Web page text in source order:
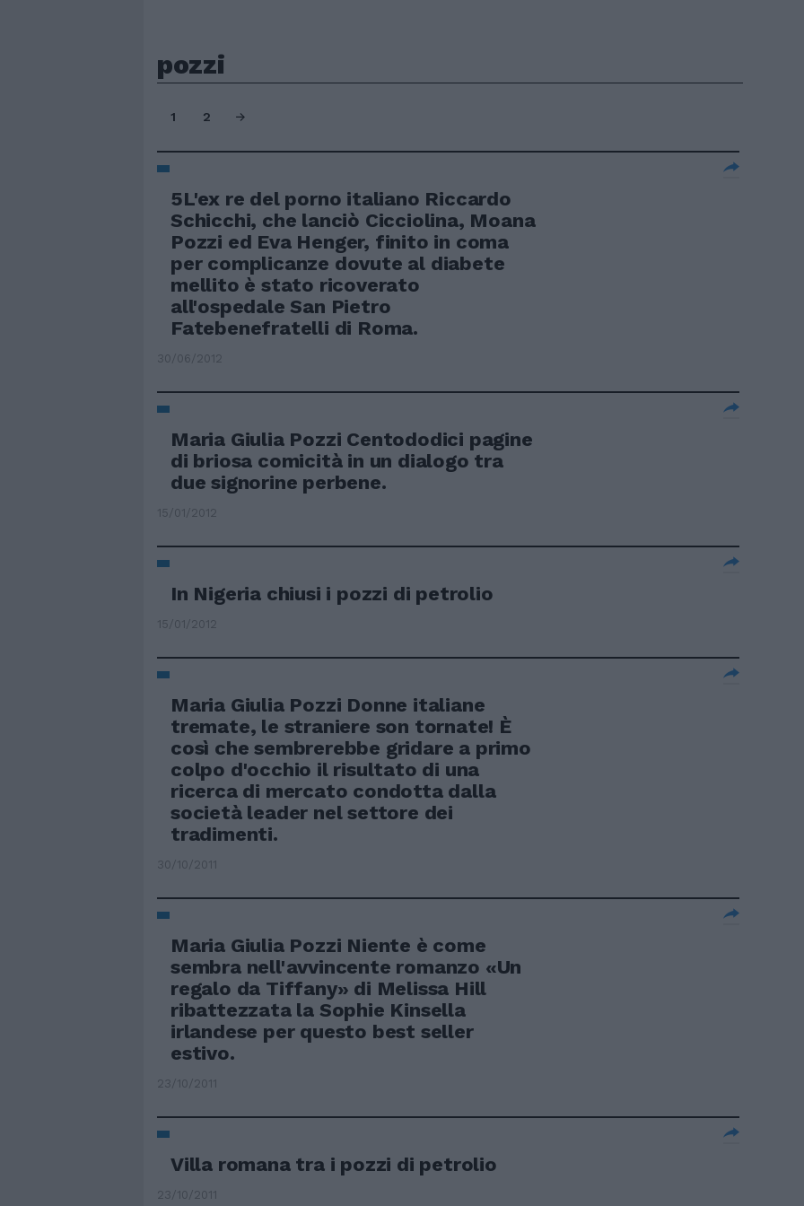
pozzi
1 2
5L'ex re del porno italiano Riccardo
Schicchi, che lanciò Cicciolina, Moana
Pozzi ed Eva Henger, finito in coma
per complicanze dovute al diabete
mellito è stato ricoverato
all'ospedale San Pietro
Fatebenefratelli di Roma.
30/06/2012
Maria Giulia Pozzi Centododici pagine
di briosa comicità in un dialogo tra
due signorine perbene.
15/01/2012
In Nigeria chiusi i pozzi di petrolio
15/01/2012
Maria Giulia Pozzi Donne italiane
tremate, le straniere son tornate! È
così che sembrerebbe gridare a primo
colpo d'occhio il risultato di una
ricerca di mercato condotta dalla
società leader nel settore dei
tradimenti.
30/10/2011
Maria Giulia Pozzi Niente è come
sembra nell'avvincente romanzo «Un
regalo da Tiffany» di Melissa Hill
ribattezzata la Sophie Kinsella
irlandese per questo best seller
estivo.
23/10/2011
Villa romana tra i pozzi di petrolio
23/10/2011